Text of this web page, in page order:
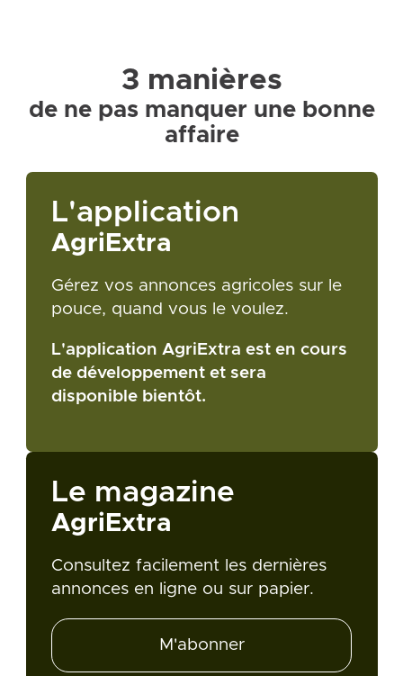
3 manières
de ne pas manquer une bonne
affaire
L'application
AgriExtra
Gérez vos annonces agricoles sur le
pouce, quand vous le voulez.
L'application AgriExtra est en cours
de développement et sera
disponible bientôt.
Le magazine
AgriExtra
Consultez facilement les dernières
annonces en ligne ou sur papier.
M'abonner